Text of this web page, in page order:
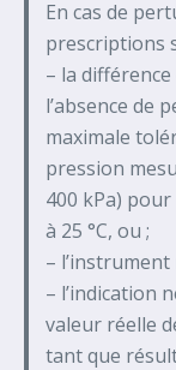
En cas de
prescriptions
– la différence
l’absence de
maximale
pression
400 kPa)
à 25 °C, ou ;
– l’instrument
– l’indication
valeur réelle
tant que